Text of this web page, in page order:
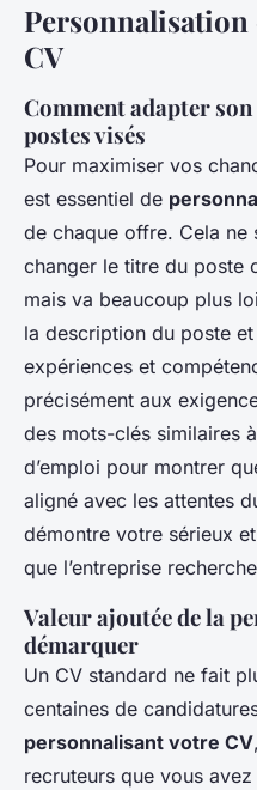
Personnalisation
CV
Comment adapter
postes visés
Pour maximiser vos
est essentiel de
de chaque offre. Cela ne
changer le titre du poste
mais va beaucoup plus
la description du poste
expériences et
précisément aux
des mots-clés similaires
d’emploi pour montrer
aligné avec les attentes
démontre votre sérieux
que l’entreprise
Valeur ajoutée de la
démarquer
Un CV standard ne fait
centaines de
personnalisant votre CV
recruteurs que vous